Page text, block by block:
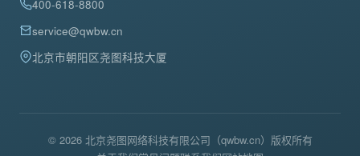
400-618-8800
service@qwbw.cn
北京市朝阳区尧图科技大厦
© 2026 北京尧图网络科技有限公司（qwbw.cn）版权所有